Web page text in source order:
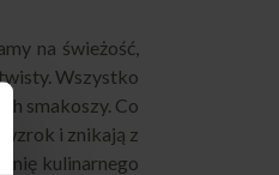
na świeżość,
Wszystko
smakoszy. Co
i znikają z
kulinarnego